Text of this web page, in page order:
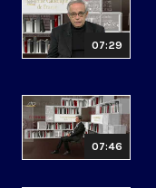
07:29
07:46